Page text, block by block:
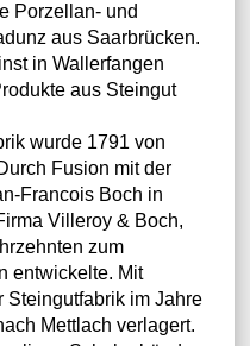
Porzellan- und
aus Saarbrücken.
in Wallerfangen
aus Steingut
wurde 1791 von
Fusion mit der
Francois Boch in
Villeroy & Boch,
zum
entwickelte. Mit
Steingutfabrik im Jahre
Mettlach verlagert.